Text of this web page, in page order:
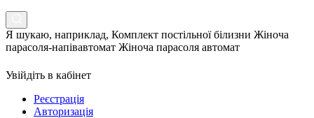
Я шукаю, наприклад, Комплект постільної білизни Жіноча
парасоля-напівавтомат Жіноча парасоля автомат
Увійдіть в кабінет
Реєстрація
Авторизація